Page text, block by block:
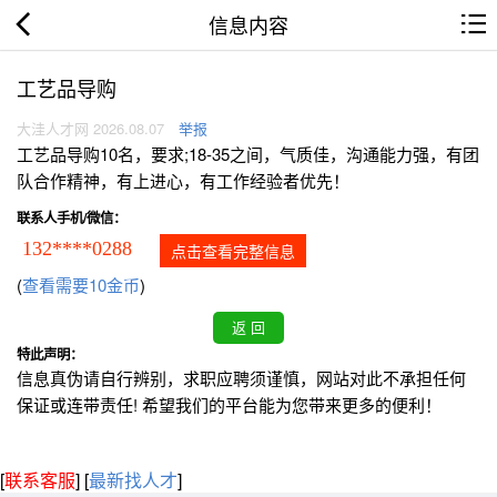
信息内容
工艺品导购
大洼人才网 2026.08.07 举报
工艺品导购10名，要求;18-35之间，气质佳，沟通能力强，有团
队合作精神，有上进心，有工作经验者优先！
联系人手机/微信：
132****0288 点击查看完整信息
(查看需要10金币)
特此声明：
信息真伪请自行辨别，求职应聘须谨慎，网站对此不承担任何
保证或连带责任! 希望我们的平台能为您带来更多的便利！
[联系客服] [最新找人才]